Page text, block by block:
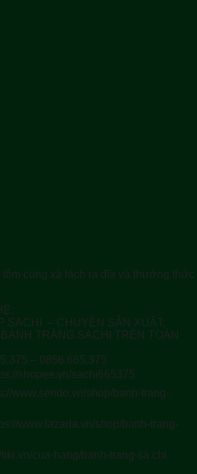
tôm cùng xà lách ra đĩa và thưởng
SACHI – CHUYÊN SẢN XUẤT,
TRÁNG SACHI TRÊN TOÀN
– 0856.665.375
shopee.vn/sachi665375
www.sendo.vn/shop/banh-trang-
www.lazada.vn/shop/banh-trang-
cua-hang/banh-trang-sa chi